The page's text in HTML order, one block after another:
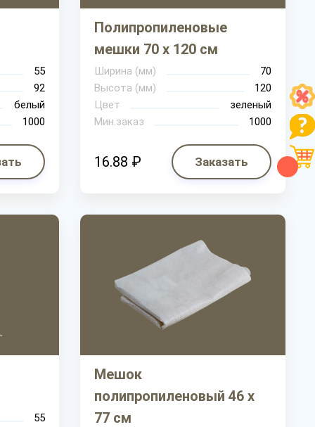
55
92
белый
1000
Полипропиленовые
мешки 70 х 120 см
Ширина (мм)
70
Высота (мм)
120
Цвет
зеленый
Мин.заказ
1000
16.88 ₽ Заказать
55
Мешок
полипропиленовый 46 х
77 см